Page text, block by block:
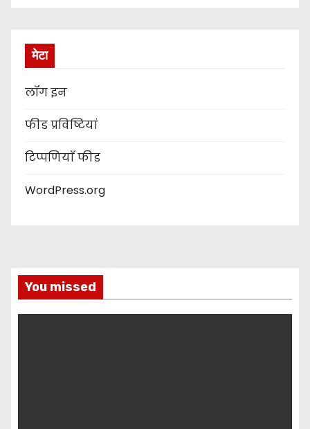
मेटा
लॉग इन
फीड प्रविष्टियां
टिप्पणियाँ फीड
WordPress.org
You missed